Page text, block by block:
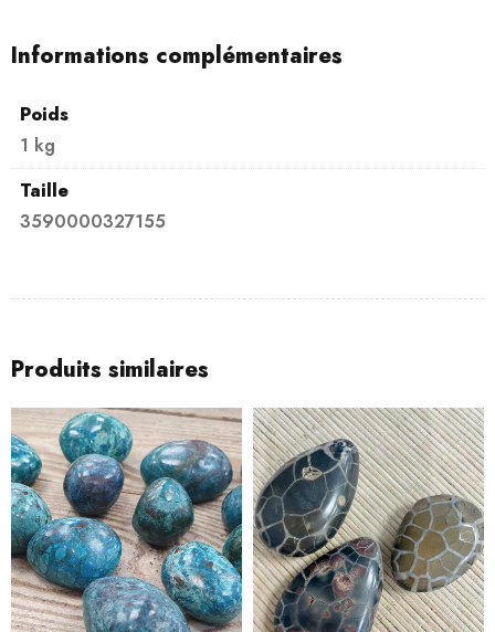
Informations complémentaires
Poids
1 kg
Taille
3590000327155
Produits similaires